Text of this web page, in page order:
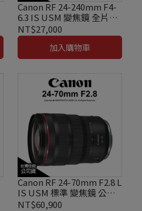
Canon RF 24-240mm F4-
6.3 IS USM 變焦鏡 全片幅
旅遊鏡 公司貨
NT$27,000
加入購物車
Canon RF 24-70mm F2.8 L
IS USM 標準 變焦鏡 公司
貨
NT$60,900